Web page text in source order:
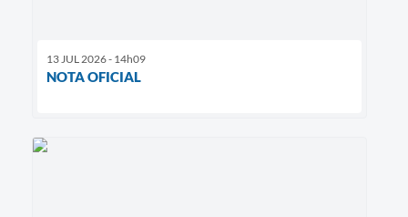
13 JUL 2026 - 14h09
NOTA OFICIAL